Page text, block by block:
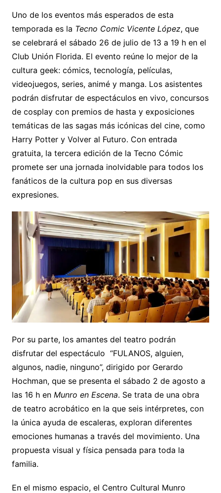
Uno de los eventos más esperados de esta
temporada es la Tecno Comic Vicente López, que
se celebrará el sábado 26 de julio de 13 a 19 h en el
Club Unión Florida. El evento reúne lo mejor de la
cultura geek: cómics, tecnología, películas,
videojuegos, series, animé y manga. Los asistentes
podrán disfrutar de espectáculos en vivo, concursos
de cosplay con premios de hasta y exposiciones
temáticas de las sagas más icónicas del cine, como
Harry Potter y Volver al Futuro. Con entrada
gratuita, la tercera edición de la Tecno Cómic
promete ser una jornada inolvidable para todos los
fanáticos de la cultura pop en sus diversas
expresiones.
Por su parte, los amantes del teatro podrán
disfrutar del espectáculo “FULANOS, alguien,
algunos, nadie, ninguno”, dirigido por Gerardo
Hochman, que se presenta el sábado 2 de agosto a
las 16 h en Munro en Escena. Se trata de una obra
de teatro acrobático en la que seis intérpretes, con
la única ayuda de escaleras, exploran diferentes
emociones humanas a través del movimiento. Una
propuesta visual y física pensada para toda la
familia.
En el mismo espacio, el Centro Cultural Munro